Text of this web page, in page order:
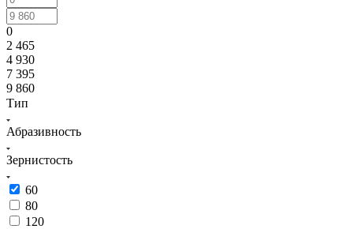
0
2 465
4 930
7 395
9 860
Тип
Абразивность
Зернистость
60
80
120